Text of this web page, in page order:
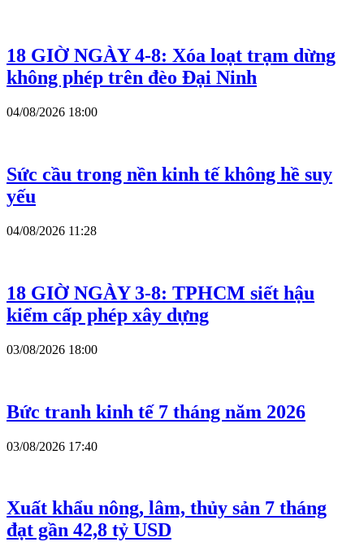
18 GIỜ NGÀY 4-8: Xóa loạt trạm dừng
không phép trên đèo Đại Ninh
04/08/2026 18:00
Sức cầu trong nền kinh tế không hề suy
yếu
04/08/2026 11:28
18 GIỜ NGÀY 3-8: TPHCM siết hậu
kiểm cấp phép xây dựng
03/08/2026 18:00
Bức tranh kinh tế 7 tháng năm 2026
03/08/2026 17:40
Xuất khẩu nông, lâm, thủy sản 7 tháng
đạt gần 42,8 tỷ USD